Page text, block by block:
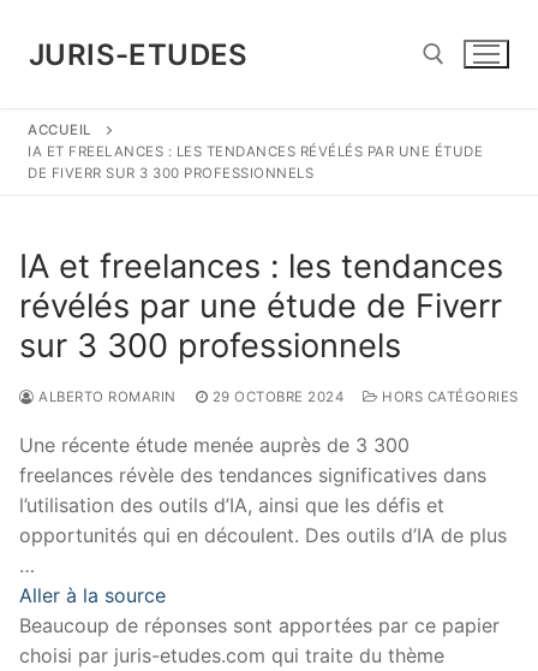
contenu
JURIS-ETUDES
ACCUEIL
IA ET FREELANCES : LES TENDANCES RÉVÉLÉS PAR UNE ÉTUDE
DE FIVERR SUR 3 300 PROFESSIONNELS
IA et freelances : les tendances
révélés par une étude de Fiverr
sur 3 300 professionnels
ALBERTO ROMARIN 29 OCTOBRE 2024 HORS CATÉGORIES
Une récente étude menée auprès de 3 300
freelances révèle des tendances significatives dans
l’utilisation des outils d’IA, ainsi que les défis et
opportunités qui en découlent. Des outils d’IA de plus
…
Aller à la source
Beaucoup de réponses sont apportées par ce papier
choisi par juris-etudes.com qui traite du thème